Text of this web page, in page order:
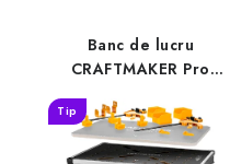
Banc de lucru
CRAFTMAKER Pro
Tip